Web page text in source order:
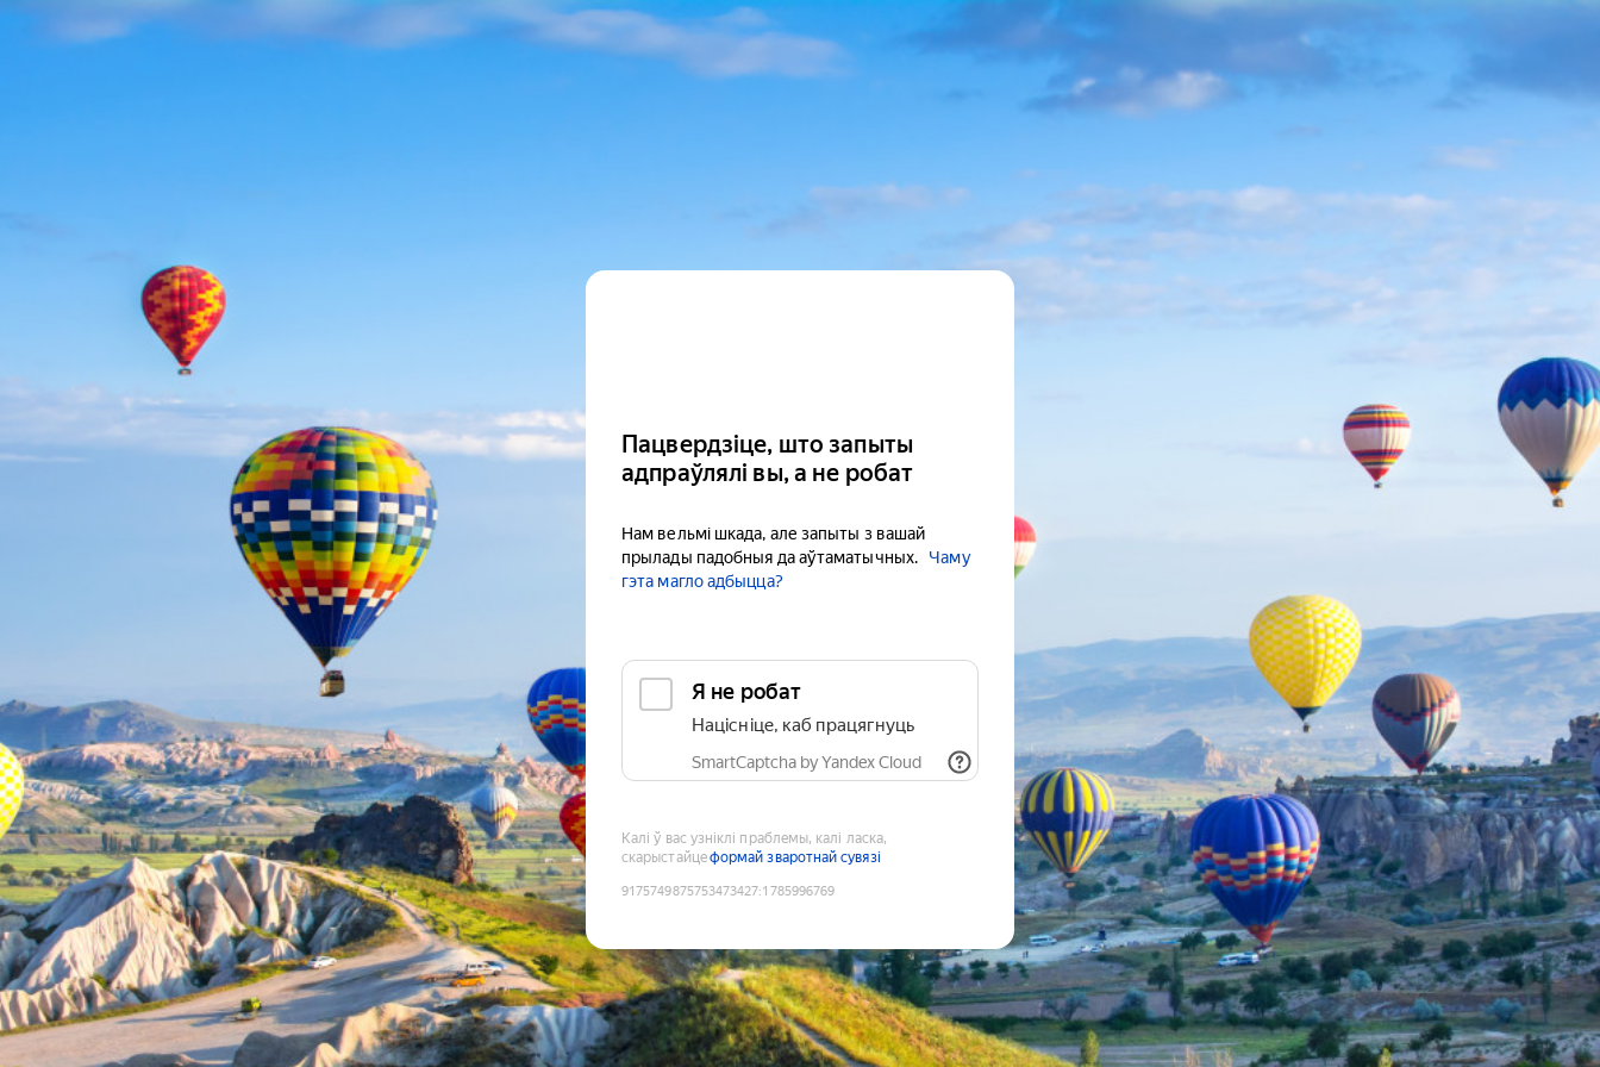
Пацвердзіце, што запыты
адпраўлялі вы, а не робат
Нам вельмі шкада, але запыты з вашай
прылады падобныя да аўтаматычных.
Чаму
гэта магло адбыцца?
Я не робат
Націсніце, каб працягнуць
SmartCaptcha by Yandex Cloud
Калі ў вас узніклі праблемы, калі ласка,
скарыстайцеформай зваротнай сувязі
9175749875753473427:1785996769